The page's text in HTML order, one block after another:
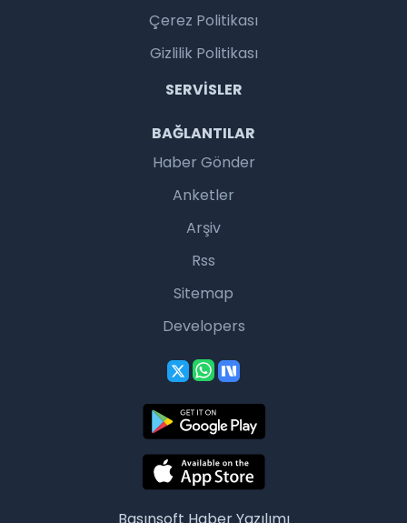
Çerez Politikası
Gizlilik Politikası
SERVISLER
BAĞLANTILAR
Haber Gönder
Anketler
Arşiv
Rss
Sitemap
Developers